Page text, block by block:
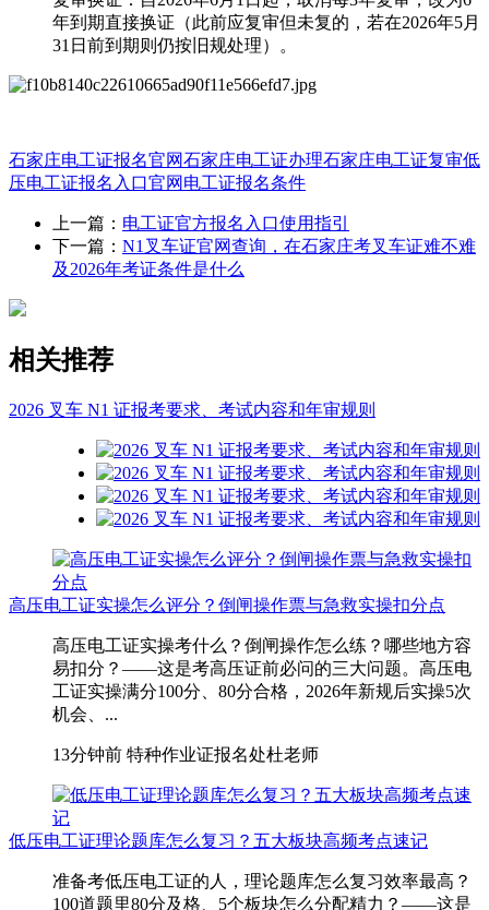
年到期直接换证‌（此前应复审但未复的，若在2026年5月
31日前到期则仍按旧规处理）。‌‌
石家庄电工证报名官网石家庄电工证办理石家庄电工证复审低
压电工证报名入口官网 电工证报名条件
上一篇： 电工证官方报名入口使用指引
下一篇： N1叉车证官网查询，在石家庄考叉车证难不难
及2026年考证条件是什么
相关推荐
2026 叉车 N1 证报考要求、考试内容和年审规则
高压电工证实操怎么评分？倒闸操作票与急救实操扣分点
高压电工证实操考什么？倒闸操作怎么练？哪些地方容
易扣分？——这是考高压证前必问的三大问题。高压电
工证实操满分100分、80分合格，2026年新规后实操5次
机会、...
13分钟前 特种作业证报名处杜老师
低压电工证理论题库怎么复习？五大板块高频考点速记
准备考低压电工证的人，理论题库怎么复习效率最高？
100道题里80分及格、5个板块怎么分配精力？——这是